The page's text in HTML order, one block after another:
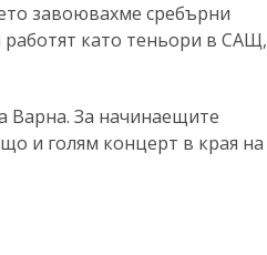
завоювахме сребърни
като теньори в САЩ,
Варна. За начинаещите
и голям концерт в края на